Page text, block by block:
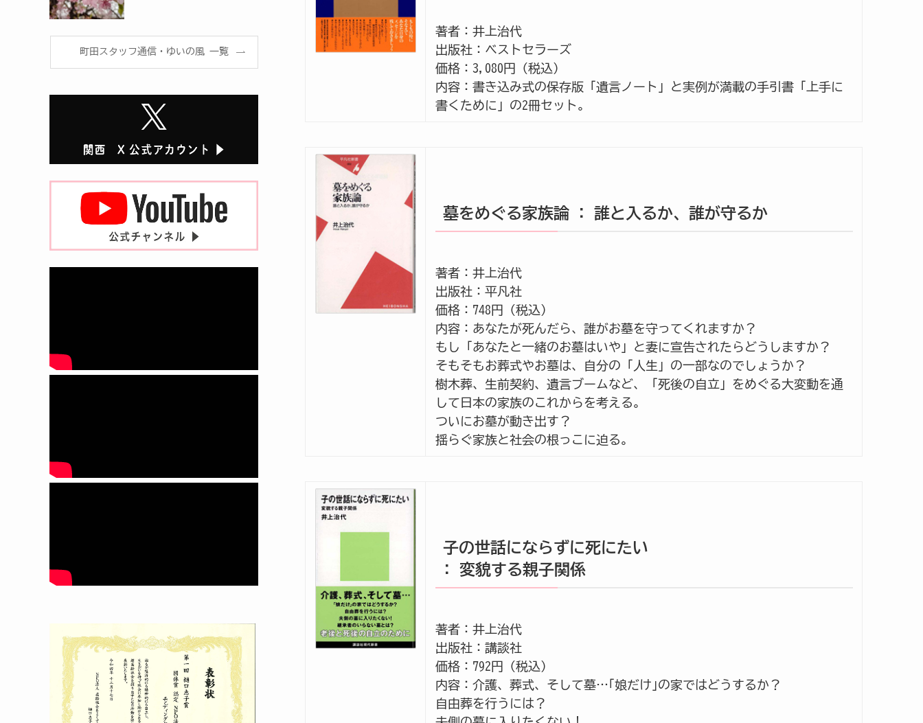
著者：井上治代
出版社：ベストセラーズ
価格：3,080円（税込）
内容：書き込み式の保存版「遺言ノート」と実例が満載の手引書「上手に
書くために」の2冊セット。
墓をめぐる家族論 : 誰と入るか、誰が守るか
著者：井上治代
出版社：平凡社
価格：748円（税込）
内容：あなたが死んだら、誰がお墓を守ってくれますか？
もし「あなたと一緒のお墓はいや」と妻に宣告されたらどうしますか？
そもそもお葬式やお墓は、自分の「人生」の一部なのでしょうか？
樹木葬、生前契約、遺言ブームなど、「死後の自立」をめぐる大変動を通
して日本の家族のこれからを考える。
ついにお墓が動き出す？
揺らぐ家族と社会の根っこに迫る。
子の世話にならずに死にたい
: 変貌する親子関係
著者：井上治代
出版社：講談社
価格：792円（税込）
内容：介護、葬式、そして墓…｢娘だけ｣の家ではどうするか？
自由葬を行うには？
町田スタッフ通信・ゆいの風 一覧